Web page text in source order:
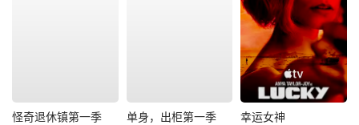
怪奇退休镇第一季 单身，出柜第一季 幸运女神